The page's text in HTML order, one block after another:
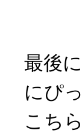
最後
にぴ
こち